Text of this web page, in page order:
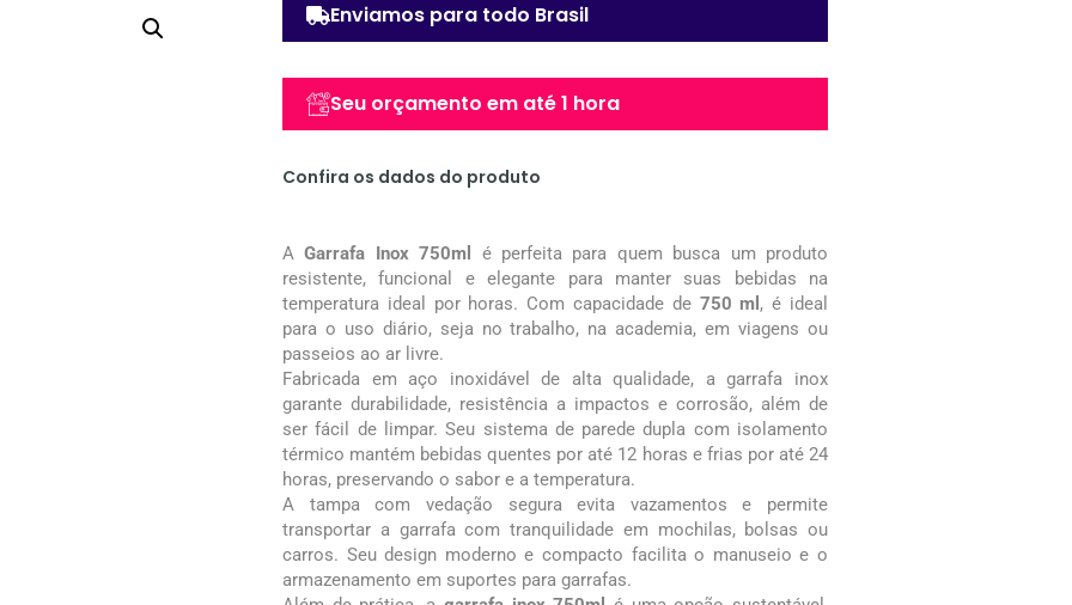
Enviamos para todo Brasil
Seu orçamento em até 1 hora
Confira os dados do produto
AGarrafa Inox 750ml
é perfeita para quem busca um produto
resistente, funcional e elegante para manter suas bebidas na
temperatura ideal por horas. Com capacidade de 750 ml , é ideal
para o uso diário, seja no trabalho, na academia, em viagens ou
passeios ao ar livre.
Fabricada em aço inoxidável de alta qualidade, a garrafa inox
garante durabilidade, resistência a impactos e corrosão, além de
ser fácil de limpar. Seu sistema de parede dupla com isolamento
térmico mantém bebidas quentes por até 12 horas e frias por até 24
horas, preservando o sabor e a temperatura.
A tampa com vedação segura evita vazamentos e permite
transportar a garrafa com tranquilidade em mochilas, bolsas ou
carros. Seu design moderno e compacto facilita o manuseio e o
armazenamento em suportes para garrafas.